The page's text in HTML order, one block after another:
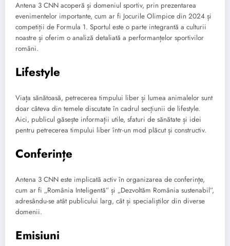
Antena 3 CNN acoperă și domeniul sportiv, prin prezentarea
evenimentelor importante, cum ar fi Jocurile Olimpice din 2024 și
competiții de Formula 1. Sportul este o parte integrantă a culturii
noastre și oferim o analiză detaliată a performanțelor sportivilor
români.
Lifestyle
Viața sănătoasă, petrecerea timpului liber și lumea animalelor sunt
doar câteva din temele discutate în cadrul secțiunii de lifestyle.
Aici, publicul găsește informații utile, sfaturi de sănătate și idei
pentru petrecerea timpului liber într-un mod plăcut și constructiv.
Conferințe
Antena 3 CNN este implicată activ în organizarea de conferințe,
cum ar fi „România Inteligentă” și „Dezvoltăm România sustenabil”,
adresându-se atât publicului larg, cât și specialiștilor din diverse
domenii.
Emisiuni